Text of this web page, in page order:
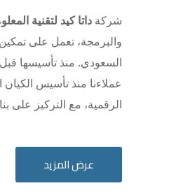
شركة داتا كيد لتقنية
والبرمجة، تعمل على
السعودي. منذ تأسيسها قبل 4 سنوات، تقدم
عملاءنا منذ تأسيس
الرقمية، مع التركيز على
عرض المزيد